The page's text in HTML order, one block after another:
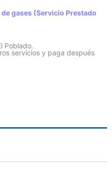
gases (Servicio Prestado
Poblado.
servicios y paga después